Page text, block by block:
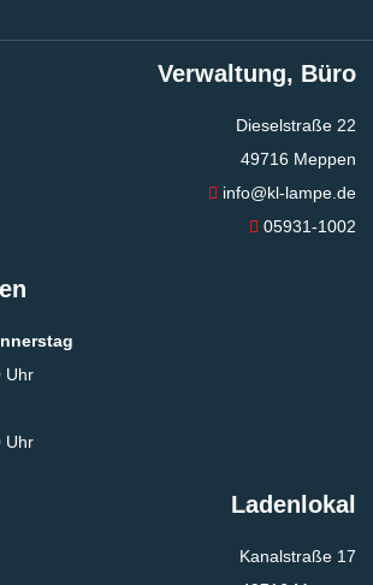
Verwaltung, Büro
Dieselstraße 22
49716 Meppen
info@kl-lampe.de
05931-1002
Uhr
Uhr
Ladenlokal
Kanalstraße 17